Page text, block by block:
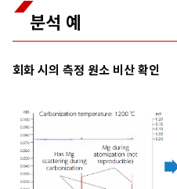
분석 예
회화 시의 측정 원소 비산 확인